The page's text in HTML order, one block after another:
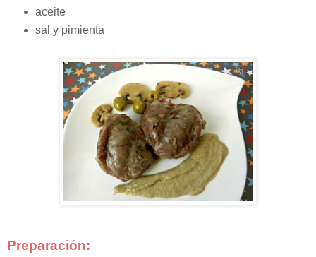
aceite
sal y pimienta
Preparación: